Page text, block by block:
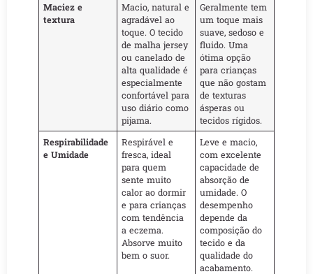
Maciez e
textura
Macio, natural e
agradável ao
toque. O tecido
de malha jersey
ou canelado de
alta qualidade é
especialmente
confortável para
uso diário como
pijama.
Geralmente tem
um toque mais
suave, sedoso e
fluido. Uma
ótima opção
para crianças
que não gostam
de texturas
ásperas ou
tecidos rígidos.
Respirabilidade
e Umidade
Respirável e
fresca, ideal
para quem
sente muito
calor ao dormir
e para crianças
com tendência
a eczema.
Absorve muito
bem o suor.
Leve e macio,
com excelente
capacidade de
absorção de
umidade. O
desempenho
depende da
composição do
tecido e da
qualidade do
acabamento.